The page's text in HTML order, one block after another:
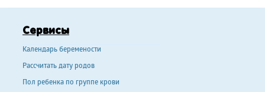
Сервисы
Календарь беремености
Рассчитать дату родов
Пол ребенка по группе крови